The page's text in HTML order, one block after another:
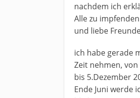
nachdem ich
Alle zu
und liebe
ich habe gerade
Zeit nehmen,
bis 5.Dezember
Ende Juni werde